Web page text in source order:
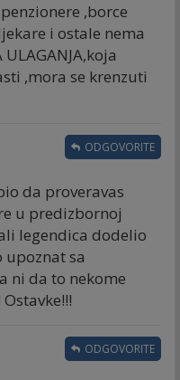
,borce
i ostale nema
,mora se krenzuti
da proveravas
u predizbornoj
legendica dodelio
sa
ni da to nekome
ODGOVORITE
ODGOVORITE